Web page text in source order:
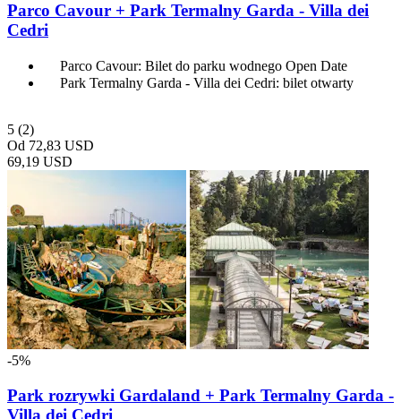
Parco Cavour + Park Termalny Garda - Villa dei
Cedri
Parco Cavour: Bilet do parku wodnego Open Date
Park Termalny Garda - Villa dei Cedri: bilet otwarty
5 (2)
Od 72,83 USD
69,19 USD
-5%
Park rozrywki Gardaland + Park Termalny Garda -
Villa dei Cedri